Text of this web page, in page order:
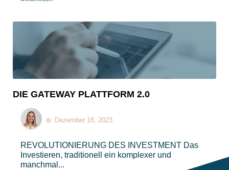
DIE GATEWAY PLATTFORM 2.0
Dezember 18, 2023
REVOLUTIONIERUNG DES INVESTMENT​​ Das
Investieren, traditionell ein komplexer und
manchmal...